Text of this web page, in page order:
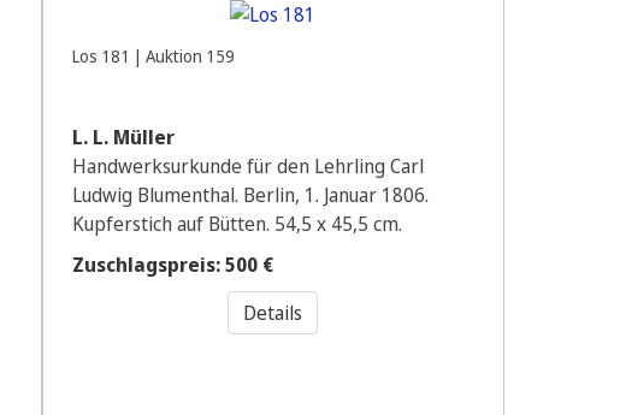
Los 181 | Auktion 159
L. L. Müller
Handwerksurkunde für den Lehrling Carl
Ludwig Blumenthal. Berlin, 1. Januar 1806.
Kupferstich auf Bütten. 54,5 x 45,5 cm.
Zuschlagspreis: 500 €
Details